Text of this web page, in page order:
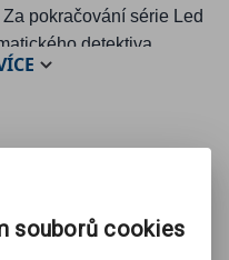
pokračování série Led
detektiva
, získala cenu
souborů cookies